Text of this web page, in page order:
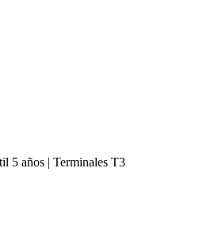
5 años | Terminales T3